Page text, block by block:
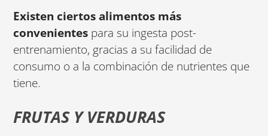
Existen ciertos alimentos más
convenientes para su ingesta post-
entrenamiento, gracias a su facilidad de
consumo o a la combinación de nutrientes que
tiene.
FRUTAS Y VERDURAS